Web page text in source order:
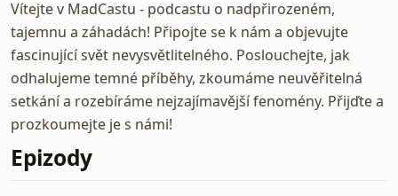
Vítejte v MadCastu - podcastu o nadpřirozeném,
tajemnu a záhadách! Připojte se k nám a objevujte
fascinující svět nevysvětlitelného. Poslouchejte, jak
odhalujeme temné příběhy, zkoumáme neuvěřitelná
setkání a rozebíráme nejzajímavější fenomény. Přijďte a
prozkoumejte je s námi!
Epizody